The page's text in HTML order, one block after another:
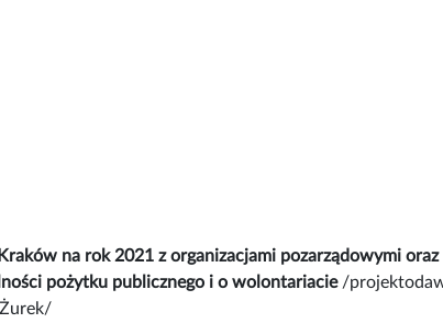
na rok 2021 z organizacjami pozarządowymi
pożytku publicznego i o wolontariacie /